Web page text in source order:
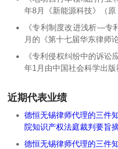
年8月《新能源科技》（
《专利制度改进浅析—专
月的《第十七届华东律师
《专利侵权纠纷中的诉
年1月由中国社会科学出版
近期代表业绩
德恒无锡律师代理的三件
院知识产权法庭裁判要旨
德恒无锡律师代理的三件